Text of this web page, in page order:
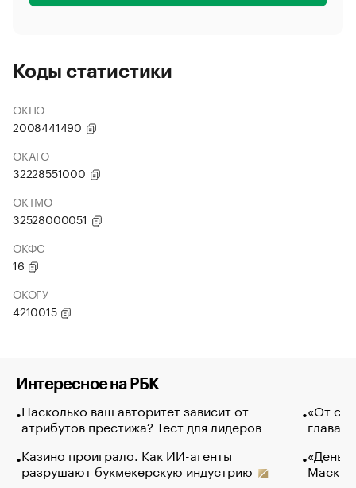
Коды статистики
ОКПО
2008441490
ОКАТО
32228551000
ОКТМО
32528000051
ОКФС
16
ОКОГУ
4210015
Интересное на РБК
Насколько ваш авторитет зависит от
атрибутов престижа? Тест для лидеров
Казино проиграло. Как ИИ-агенты
разрушают букмекерскую индустрию
«От
глава
Маск в